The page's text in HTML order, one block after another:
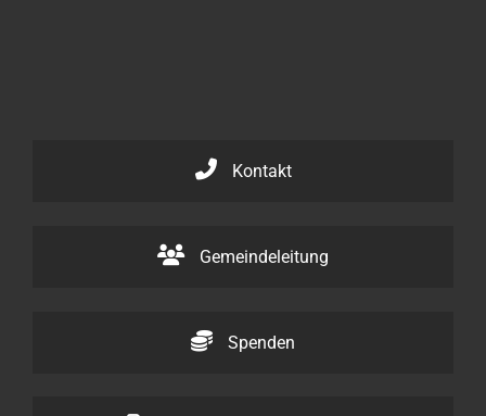
Kontakt
Gemeindeleitung
Spenden